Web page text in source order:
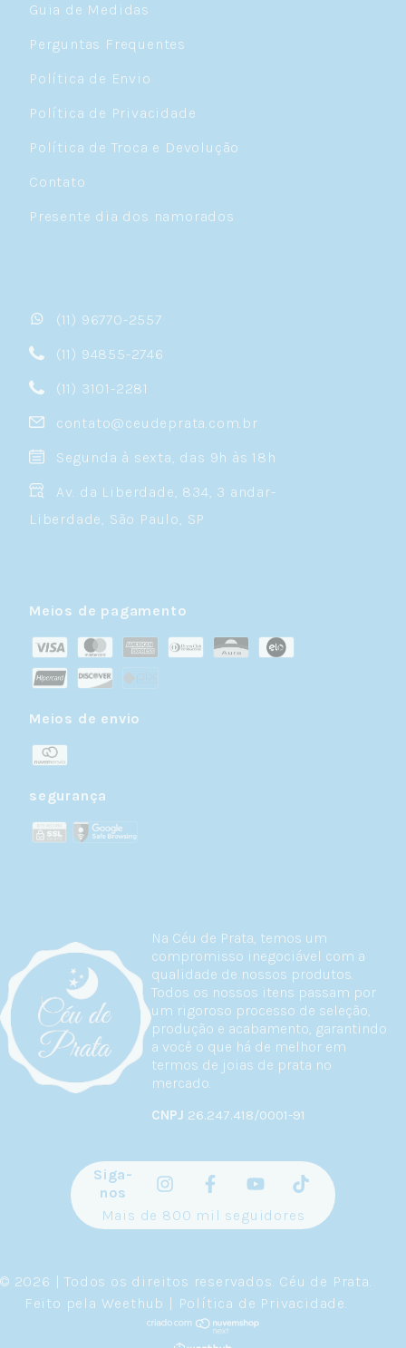
Na Céu de Prata, temos um
compromisso inegociável com a
qualidade de nossos produtos.
Todos os nossos itens passam por
um rigoroso processo de seleção,
produção e acabamento, garantindo
a você o que há de melhor em
termos de joias de prata no
mercado.
CNPJ 26.247.418/0001-91
Guia de Medidas
Perguntas Frequentes
Política de Envio
Política de Privacidade
Política de Troca e Devolução
Contato
Presente dia dos namorados
(11) 96770-2557
(11) 94855-2746
(11) 3101-2281
contato@ceudeprata.com.br
Segunda à sexta, das 9h às 18h
Av. da Liberdade, 834, 3 andar-
Liberdade, São Paulo, SP
Meios de pagamento
Meios de envio
segurança
Siga-
nos
Mais de 800 mil seguidores
© 2026 | Todos os direitos reservados. Céu de Prata.
Feito pela Weethub | Política de Privacidade.